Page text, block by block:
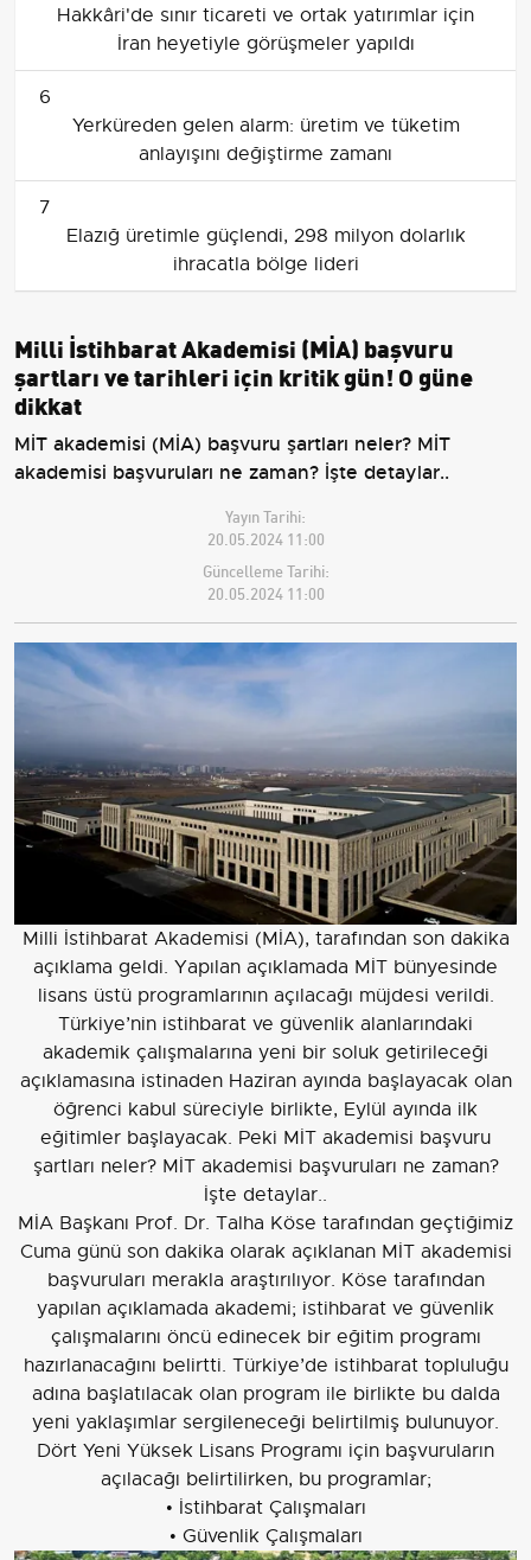
Hakkâri'de sınır ticareti ve ortak yatırımlar için
İran heyetiyle görüşmeler yapıldı
6
Yerküreden gelen alarm: üretim ve tüketim
anlayışını değiştirme zamanı
7
Elazığ üretimle güçlendi, 298 milyon dolarlık
ihracatla bölge lideri
Milli İstihbarat Akademisi (MİA) başvuru
şartları ve tarihleri için kritik gün! O güne
dikkat
MİT akademisi (MİA) başvuru şartları neler? MİT
akademisi başvuruları ne zaman? İşte detaylar..
Yayın Tarihi:
20.05.2024 11:00
Güncelleme Tarihi:
20.05.2024 11:00
Milli İstihbarat Akademisi (MİA), tarafından son dakika
açıklama geldi. Yapılan açıklamada MİT bünyesinde
lisans üstü programlarının açılacağı müjdesi verildi.
Türkiye’nin istihbarat ve güvenlik alanlarındaki
akademik çalışmalarına yeni bir soluk getirileceği
açıklamasına istinaden Haziran ayında başlayacak olan
öğrenci kabul süreciyle birlikte, Eylül ayında ilk
eğitimler başlayacak. Peki MİT akademisi başvuru
şartları neler? MİT akademisi başvuruları ne zaman?
İşte detaylar..
MİA Başkanı Prof. Dr. Talha Köse tarafından geçtiğimiz
Cuma günü son dakika olarak açıklanan MİT akademisi
başvuruları merakla araştırılıyor. Köse tarafından
yapılan açıklamada akademi; istihbarat ve güvenlik
çalışmalarını öncü edinecek bir eğitim programı
hazırlanacağını belirtti. Türkiye’de istihbarat topluluğu
adına başlatılacak olan program ile birlikte bu dalda
yeni yaklaşımlar sergileneceği belirtilmiş bulunuyor.
Dört Yeni Yüksek Lisans Programı için başvuruların
açılacağı belirtilirken, bu programlar;
• İstihbarat Çalışmaları
• Güvenlik Çalışmaları